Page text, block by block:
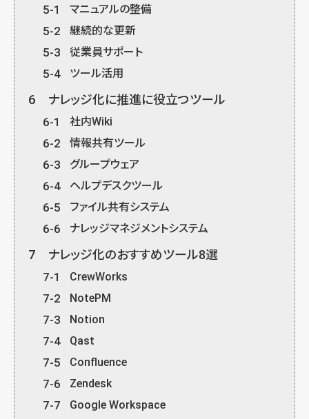
5-1 マニュアルの整備
5-2 継続的な更新
5-3 従業員サポート
5-4 ツール活用
6 ナレッジ化に推進に役立つツール
6-1 社内Wiki
6-2 情報共有ツール
6-3 グループウェア
6-4 ヘルプデスクツール
6-5 ファイル共有システム
6-6 ナレッジマネジメントシステム
7 ナレッジ化のおすすめツール8選
7-1 CrewWorks
7-2 NotePM
7-3 Notion
7-4 Qast
7-5 Confluence
7-6 Zendesk
7-7 Google Workspace